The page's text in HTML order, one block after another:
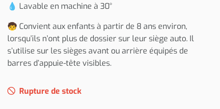
💧 Lavable en machine à 30°
🧒 Convient aux enfants à partir de 8 ans environ,
lorsqu’ils n’ont plus de dossier sur leur siège auto. Il
s’utilise sur les sièges avant ou arrière équipés de
barres d’appuie-tête visibles.
Rupture de stock